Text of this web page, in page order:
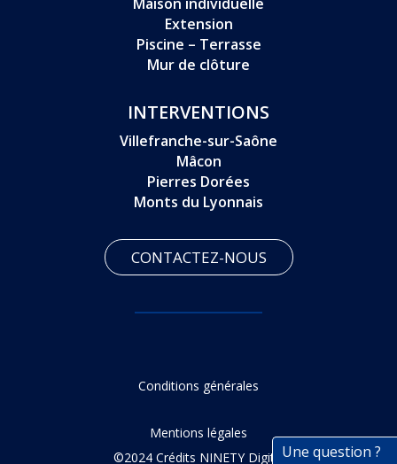
Maison individuelle
Extension
Piscine – Terrasse
Mur de clôture
INTERVENTIONS
Villefranche-sur-Saône
Mâcon
Pierres Dorées
Monts du Lyonnais
CONTACTEZ-NOUS
Conditions générales
Mentions légales
©2024 Crédits NINETY DigitalUne question ?